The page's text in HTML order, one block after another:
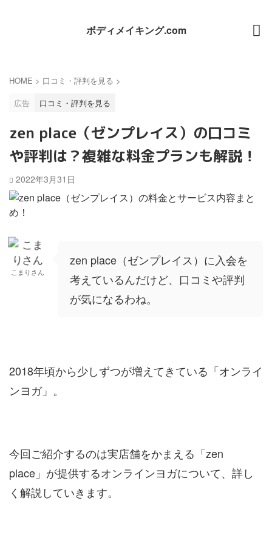
ボディメイキング.com
HOME > 口コミ・評判を見る >
広告
口コミ・評判を見る
zen place（ゼンプレイス）の口コミ
や評判は？複雑な料金プランも解説！
2022年3月31日
こまりさん
zen place（ゼンプレイス）に入会を
考えているんだけど、口コミや評判
が気になるわね。
2018年頃から少しずつが増えてきている「オンライ
ンヨガ」。
今回ご紹介するのは実店舗をかまえる「zen
place」が提供するオンラインヨガについて、詳し
く解説していきます。